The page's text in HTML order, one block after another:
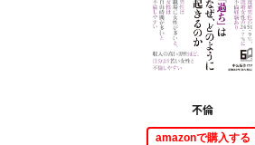
不倫
amazonで購入する